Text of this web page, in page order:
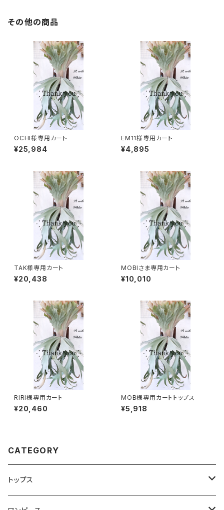
その他の商品
OCHI様専用カート
¥25,984
EM11様専用カート
¥4,895
TAK様専用カート
¥20,438
MOBIさま専用カート
¥10,010
RIRI様専用カート
¥20,460
MOB様専用カートトップス
¥5,918
CATEGORY
トップス